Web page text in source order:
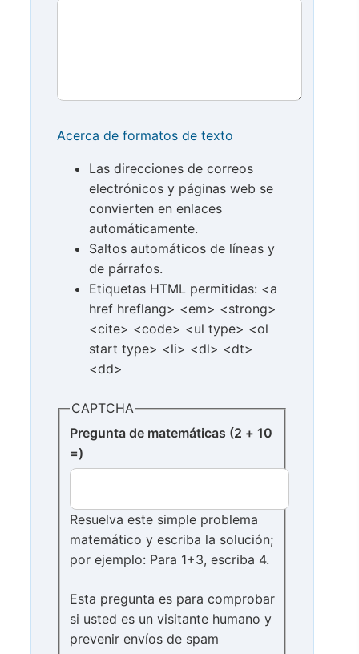
Acerca de formatos de texto
Las direcciones de correos
electrónicos y páginas web se
convierten en enlaces
automáticamente.
Saltos automáticos de líneas y
de párrafos.
Etiquetas HTML permitidas: <a
href hreflang> <em> <strong>
<cite> <code> <ul type> <ol
start type> <li> <dl> <dt>
<dd>
CAPTCHA
Pregunta de matemáticas (2 + 10
=)
Resuelva este simple problema
matemático y escriba la solución;
por ejemplo: Para 1+3, escriba 4.
Esta pregunta es para comprobar
si usted es un visitante humano y
prevenir envíos de spam